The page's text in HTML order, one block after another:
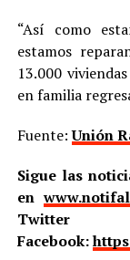
“Así como
estamos
13.000
en familia
Fuente:Unión
Sigue las
en
Twitter
Facebook: